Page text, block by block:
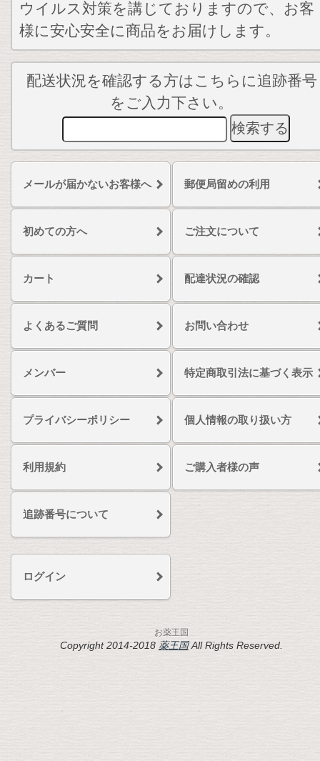
ウイルス対策を講じておりますので、お客
様に安心安全に商品をお届けします。
配送状況を確認する方はこちらに追跡番号
をご入力下さい。
メールが届かないお客様へ 郵便局留めの利用
初めての方へ ご注文について
カート 配達状況の確認
よくあるご質問 お問い合わせ
メンバー 特定商取引法に基づく表示
プライバシーポリシー 個人情報の取り扱い方
利用規約 ご購入者様の声
追跡番号について
ログイン
お薬王国
Copyright 2014-2018 薬王国All Rights Reserved.